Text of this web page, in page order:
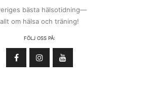
bästa hälsotidning—
allt om hälsa och träning!
FÖLJ OSS PÅ: